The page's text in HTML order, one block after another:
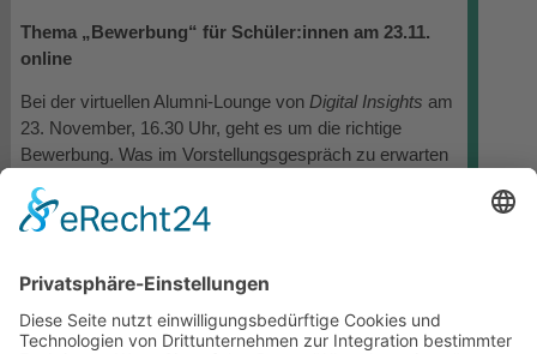
Thema „Bewerbung“ für Schüler:innen am 23.11.
online
Bei der virtuellen Alumni-Lounge von Digital Insights am
23. November, 16.30 Uhr, geht es um die richtige
Bewerbung. Was im Vorstellungsgespräch zu erwarten
Microsoft, SAP und Siemens und üben außerdem mit
den Schüler:innen in Kleingruppen mögliche
stellt vor, worauf es bei der Bewerbung wirklich
ankommt. Schüler:innen ab Klasse 9 sind herzlich
eingeladen, auch wenn sie noch nicht beiDigital Insights